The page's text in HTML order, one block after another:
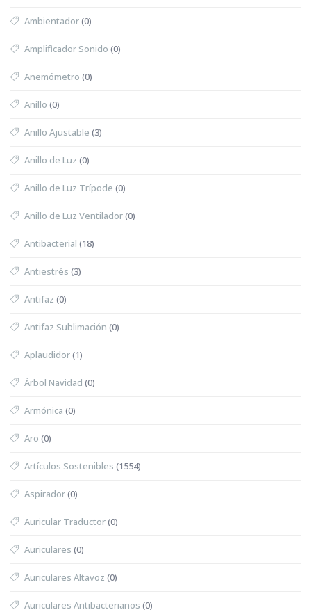
Ambientador(0)
Amplificador Sonido (0)
Anemómetro (0)
Anillo (0)
Anillo Ajustable (3)
Anillo de Luz (0)
Anillo de Luz Trípode (0)
Anillo de Luz Ventilador(0)
Antibacterial (18)
Antiestrés (3)
Antifaz (0)
Antifaz Sublimación (0)
Aplaudidor(1)
Árbol Navidad (0)
Armónica (0)
Aro (0)
Artículos Sostenibles (1554)
Aspirador(0)
Auricular Traductor(0)
Auriculares (0)
Auriculares Altavoz (0)
Auriculares Antibacterianos (0)